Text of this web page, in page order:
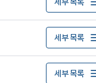
세부 목록
세부 목록